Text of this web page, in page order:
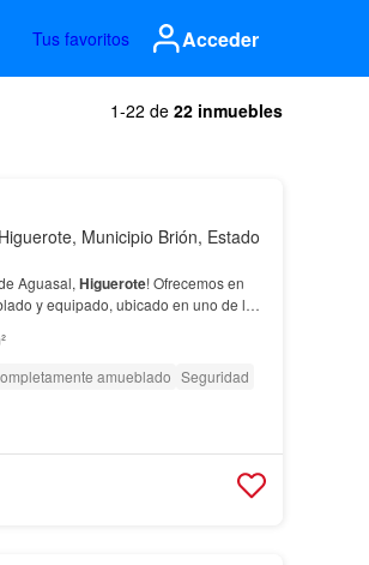
Tus favoritos Acceder
1-22 de 22 inmuebles
Municipio Brión, Estado
Aguasal, Higuerote! Ofrecemos en
y equipado, ubicado en uno de los
el ambiente…
amueblado Seguridad